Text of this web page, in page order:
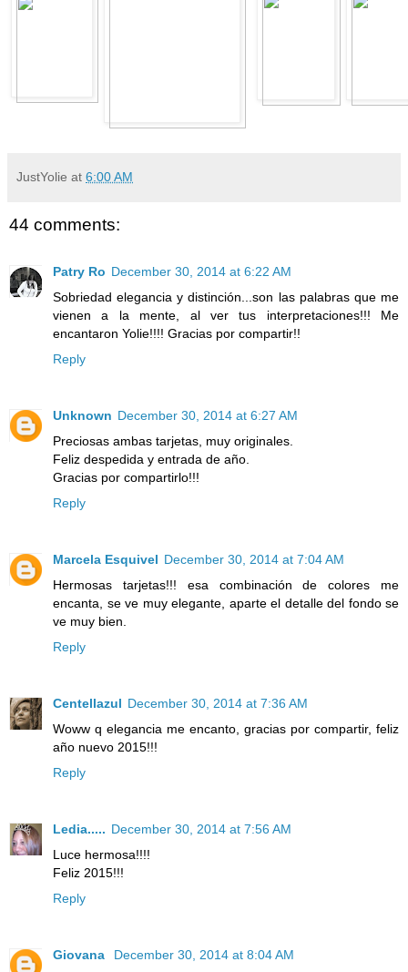
JustYolie at 6:00 AM
44 comments:
Patry Ro December 30, 2014 at 6:22 AM
Sobriedad elegancia y distinción...son las palabras que me
vienen a la mente, al ver tus interpretaciones!!! Me
encantaron Yolie!!!! Gracias por compartir!!
Reply
Unknown December 30, 2014 at 6:27 AM
Preciosas ambas tarjetas, muy originales.
Feliz despedida y entrada de año.
Gracias por compartirlo!!!
Reply
Marcela Esquivel December 30, 2014 at 7:04 AM
Hermosas tarjetas!!! esa combinación de colores me
encanta, se ve muy elegante, aparte el detalle del fondo se
ve muy bien.
Reply
Centellazul December 30, 2014 at 7:36 AM
Woww q elegancia me encanto, gracias por compartir, feliz
año nuevo 2015!!!
Reply
Ledia..... December 30, 2014 at 7:56 AM
Luce hermosa!!!!
Feliz 2015!!!
Reply
Giovana
December 30, 2014 at 8:04 AM